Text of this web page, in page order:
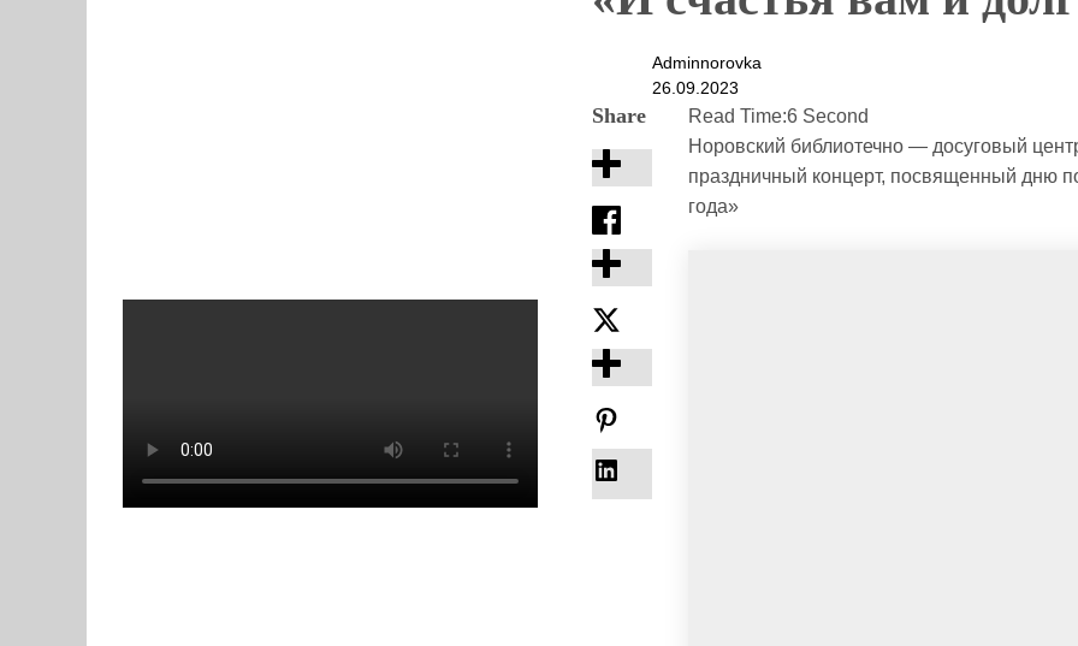
Adminnorovka
26.09.2023
Share Read Time:6 Second
Норовский библиотечно — досуговый
праздничный концерт, посвященный дню
года»